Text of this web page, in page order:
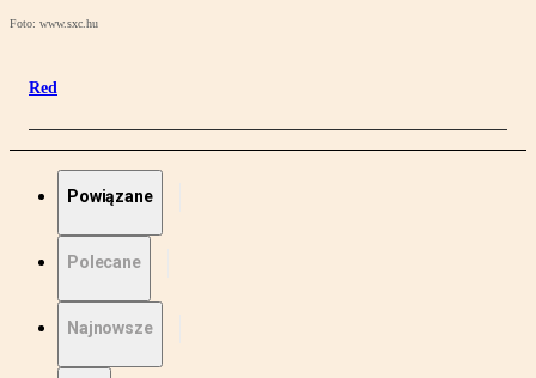
Foto: www.sxc.hu
Red
Powiązane
Polecane
Najnowsze